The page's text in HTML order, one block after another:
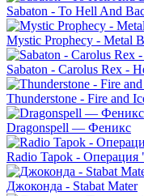
Sabaton - To Hell And
Mystic Prophecy - Metal
Sabaton - Carolus Rex -
Thunderstone - Fire and
Dragonspell — Феникс
Radio Tapok - Операция
Джоконда - Stabat Mater